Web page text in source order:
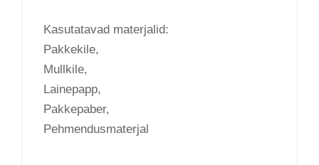
Kasutatavad materjalid:
Pakkekile,
Mullkile,
Lainepapp,
Pakkepaber,
Pehmendusmaterjal